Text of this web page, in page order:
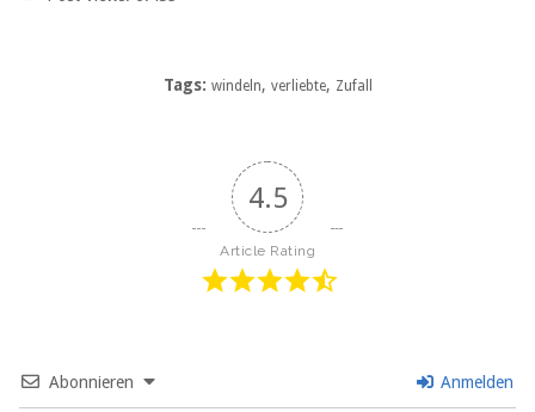
Tags: windeln, verliebte, Zufall
4.5
Article Rating
Abonnieren Anmelden